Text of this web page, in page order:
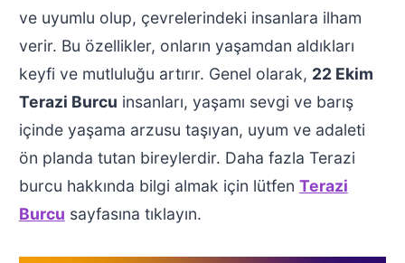
ve uyumlu olup, çevrelerindeki insanlara ilham
verir. Bu özellikler, onların yaşamdan aldıkları
keyfi ve mutluluğu artırır. Genel olarak, 22 Ekim
Terazi Burcu insanları, yaşamı sevgi ve barış
içinde yaşama arzusu taşıyan, uyum ve adaleti
ön planda tutan bireylerdir. Daha fazla Terazi
burcu hakkında bilgi almak için lütfen Terazi
Burcu sayfasına tıklayın.